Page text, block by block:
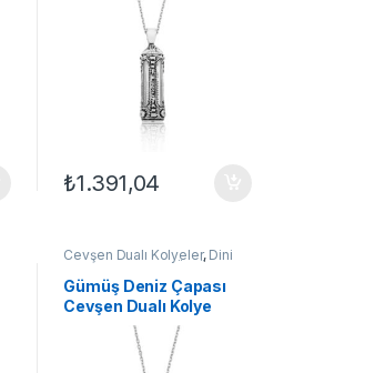
₺1.391,04
Cevşen Dualı Kolyeler, Dini
Motifli Kolyeler
GÜMÜŞ TAKI
Kadın Kolyeleri,Kolye
Gümüş Deniz Çapası
Cevşen Dualı Kolye